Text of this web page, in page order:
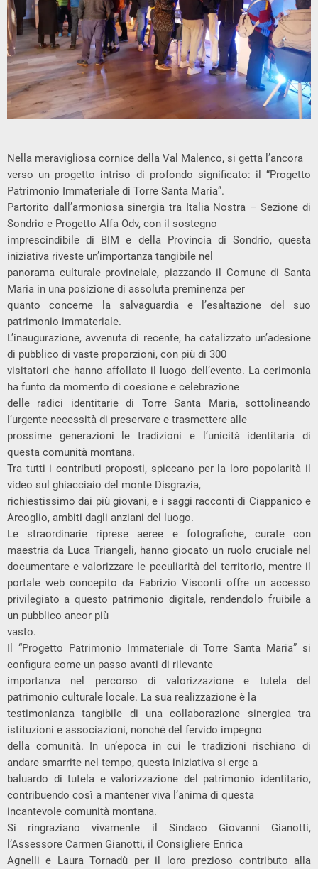
Nella meravigliosa cornice della Val Malenco, si getta l’ancora
verso un progetto intriso di profondo significato: il “Progetto
Patrimonio Immateriale di Torre Santa Maria”.
Partorito dall’armoniosa sinergia tra Italia Nostra – Sezione di
Sondrio e Progetto Alfa Odv, con il sostegno
imprescindibile di BIM e della Provincia di Sondrio, questa
iniziativa riveste un’importanza tangibile nel
panorama culturale provinciale, piazzando il Comune di Santa
Maria in una posizione di assoluta preminenza per
quanto concerne la salvaguardia e l’esaltazione del suo
patrimonio immateriale.
L’inaugurazione, avvenuta di recente, ha catalizzato un’adesione
di pubblico di vaste proporzioni, con più di 300
visitatori che hanno affollato il luogo dell’evento. La cerimonia
ha funto da momento di coesione e celebrazione
delle radici identitarie di Torre Santa Maria, sottolineando
l’urgente necessità di preservare e trasmettere alle
prossime generazioni le tradizioni e l’unicità identitaria di
questa comunità montana.
Tra tutti i contributi proposti, spiccano per la loro popolarità il
video sul ghiacciaio del monte Disgrazia,
richiestissimo dai più giovani, e i saggi racconti di Ciappanico e
Arcoglio, ambiti dagli anziani del luogo.
Le straordinarie riprese aeree e fotografiche, curate con
maestria da Luca Triangeli, hanno giocato un ruolo cruciale nel
documentare e valorizzare le peculiarità del territorio, mentre il
portale web concepito da Fabrizio Visconti offre un accesso
privilegiato a questo patrimonio digitale, rendendolo fruibile a
un pubblico ancor più
vasto.
Il “Progetto Patrimonio Immateriale di Torre Santa Maria” si
configura come un passo avanti di rilevante
importanza nel percorso di valorizzazione e tutela del
patrimonio culturale locale. La sua realizzazione è la
testimonianza tangibile di una collaborazione sinergica tra
istituzioni e associazioni, nonché del fervido impegno
della comunità. In un’epoca in cui le tradizioni rischiano di
andare smarrite nel tempo, questa iniziativa si erge a
baluardo di tutela e valorizzazione del patrimonio identitario,
contribuendo così a mantener viva l’anima di questa
incantevole comunità montana.
Si ringraziano vivamente il Sindaco Giovanni Gianotti,
l’Assessore Carmen Gianotti, il Consigliere Enrica
Agnelli e Laura Tornadù per il loro prezioso contributo alla